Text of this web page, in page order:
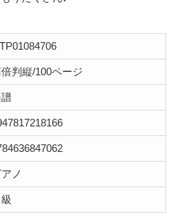
判縦/100ページ
ノ